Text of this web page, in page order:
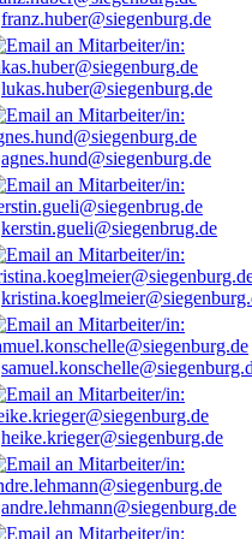
franz.huber@siegenburg.de
lukas.huber@siegenburg.de
agnes.hund@siegenburg.de
kerstin.gueli@siegenbrug.de
heike.krieger@siegenburg.de
andre.lehmann@siegenburg.de